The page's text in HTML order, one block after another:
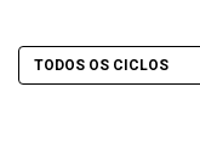
Filtrar por Ciclo
Escolher Ciclo